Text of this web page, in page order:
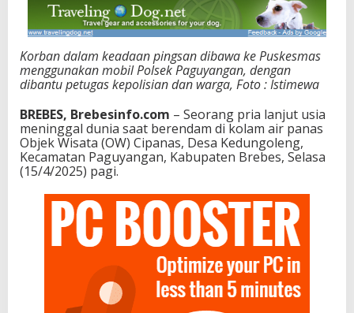
Korban dalam keadaan pingsan dibawa ke Puskesmas
menggunakan mobil Polsek Paguyangan, dengan
dibantu petugas kepolisian dan warga, Foto : Istimewa
BREBES, Brebesinfo.com – Seorang pria lanjut usia
meninggal dunia saat berendam di kolam air panas
Objek Wisata (OW) Cipanas, Desa Kedungoleng,
Kecamatan Paguyangan, Kabupaten Brebes, Selasa
(15/4/2025) pagi.